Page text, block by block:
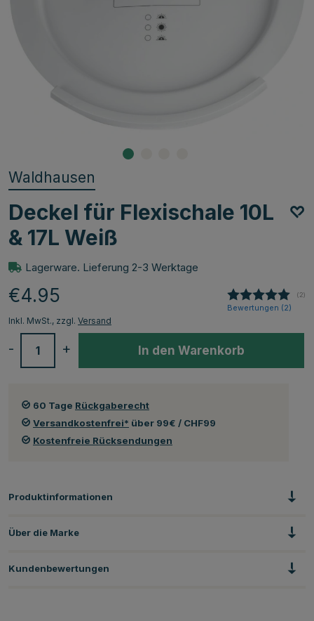
Waldhausen
Deckel für Flexischale 10L
& 17L Weiß
Lagerware. Lieferung 2-3 Werktage
€4.95 (2)
Bewertungen (2)
Inkl. MwSt., zzgl. Versand
+
- In den Warenkorb
60 Tage Rückgaberecht
Versandkostenfrei* über 99€ / CHF99
Kostenfreie Rücksendungen
Produktinformationen
Über die Marke
Kundenbewertungen